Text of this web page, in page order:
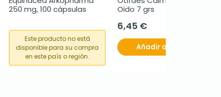
250 mg, 100 cápsulas
Este producto no está
disponible para su compra
en este país o región.
Oido 7 grs
6,45 €
Añadir al carrito